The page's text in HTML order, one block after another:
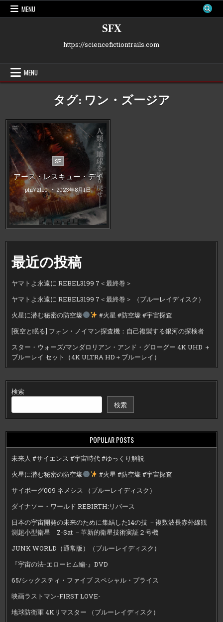
Skip
MENU
SFX
https://sciencefictiontrails.com
MENU
タグ: ワン・ズージア
Posted
SF
アース・レスキュー・デイ
phi72110 2023年8月1日
最近の投稿
ヤマトよ永遠に REBEL3199 7＜最終巻＞
ヤマトよ永遠に REBEL3199 7＜最終巻＞ （ブルーレイディスク）
火星に潜む秘密の防空壕
#火星 #防空壕 #宇宙探査
[夜空と眠る] フォン・ノイマン探査機：自己複製する銀河の探検者
スター・ウォーズ/マンダロリアン・アンド・グローグー 4K UHD ＋
ブルーレイ セット（4K ULTRA HD＋ブルーレイ）
検索
検索
POPULAR POSTS
未来人 #サイエンス #宇宙時代 #ゆっくり解説
火星に潜む秘密の防空壕
#火星 #防空壕 #宇宙探査
サイボーグ009 ネメシス （ブルーレイディスク）
ダイナソー・ワールド REBIRTH:リバース
日本の宇宙開発の未来のために集結した14の技 －複数波長赤外線観
測超小型衛星 Z-Sat －革新的衛星技術実証２号機
JUNK WORLD（通常版）（ブルーレイディスク）
『宇宙の法-エローヒム編-』DVD
65/シックスティ・ファイブ スペシャル・プライス
映画ラストマン-FIRST LOVE-
地球防衛軍 4Kリマスター （ブルーレイディスク）